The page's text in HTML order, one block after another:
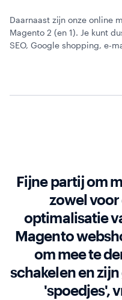
Daarnaast zijn onze online
Magento 2 (en 1). Je kunt
SEO, Google shopping, e-
Fijne partij om
zowel
optimalisatie
Magento
om mee te
schakelen en
'spoedjes',